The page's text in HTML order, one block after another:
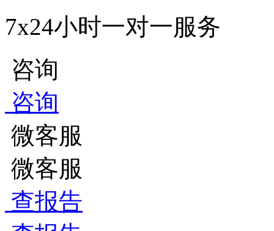
7x24小时一对一服务
咨询
咨询
微客服
微客服
查报告